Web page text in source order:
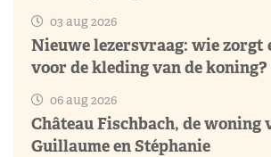
03 aug 2026
Nieuwe lezersvraag: wie zorgt
voor de kleding van de koning?
06 aug 2026
Château Fischbach, de woning
Guillaume en Stéphanie